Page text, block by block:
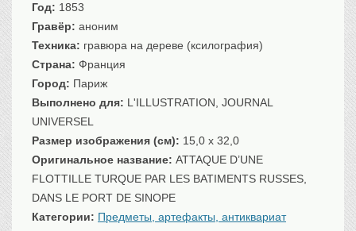
Москва
Санкт-Петербург
Российская империя
Прочие
Севастополь, Крым
Ценные бумаги
История моды. Униформа
Гражданская мода
Униформа
Охота. Флора. Фауна
Год: 1853
Гравёр: аноним
Техника: гравюра на дереве (ксилография)
Страна: Франция
Город: Париж
Выполнено для: L'ILLUSTRATION, JOURNAL
UNIVERSEL
Размер изображения (см): 15,0 x 32,0
Оригинальное название: ATTAQUE D’UNE
FLOTTILLE TURQUE PAR LES BATIMENTS RUSSES,
DANS LE PORT DE SINOPE
Категории: Предметы, артефакты, антиквариат